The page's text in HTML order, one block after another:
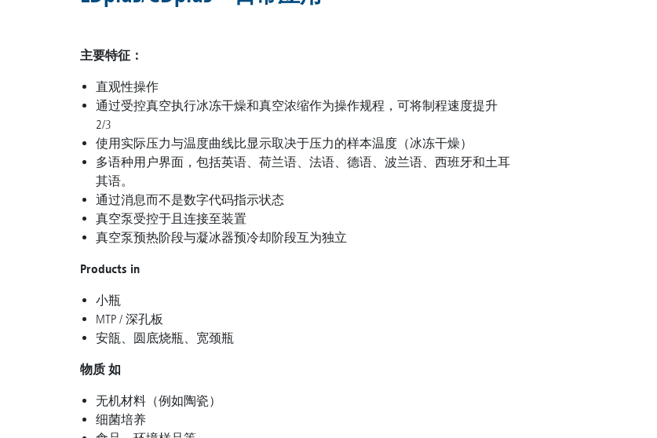
主要特征：
直观性操作
通过受控真空执行冰冻干燥和真空浓缩作为操作规程，可将制程速度提升
2/3
使用实际压力与温度曲线比显示取决于压力的样本温度（冰冻干燥）
多语种用户界面，包括英语、荷兰语、法语、德语、波兰语、西班牙和土耳
其语。
通过消息而不是数字代码指示状态
真空泵受控于且连接至装置
真空泵预热阶段与凝冰器预冷却阶段互为独立
Products in
小瓶
MTP / 深孔板
安瓿、圆底烧瓶、宽颈瓶
物质 如
无机材料（例如陶瓷）
细菌培养